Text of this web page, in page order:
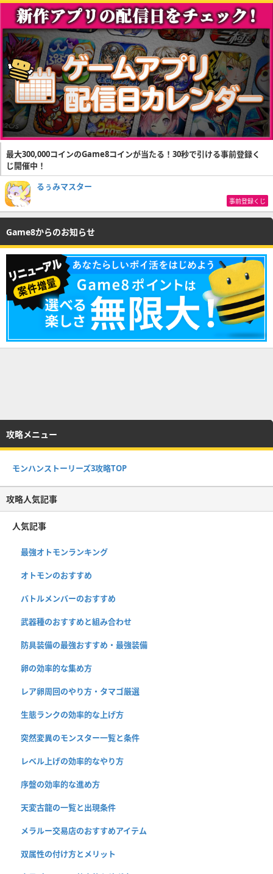
最大300,000コインのGame8コインが当たる！30秒で引ける事前登録く
じ開催中！
るぅみマスター
事前登録くじ
Game8からのお知らせ
攻略メニュー
モンハンストーリーズ3攻略TOP
攻略人気記事
人気記事
最強オトモンランキング
オトモンのおすすめ
バトルメンバーのおすすめ
武器種のおすすめと組み合わせ
防具装備の最強おすすめ・最強装備
卵の効率的な集め方
レア卵周回のやり方・タマゴ厳選
生態ランクの効率的な上げ方
突然変異のモンスター一覧と条件
レベル上げの効率的なやり方
序盤の効率的な進め方
天変古龍の一覧と出現条件
メラルー交易店のおすすめアイテム
双属性の付け方とメリット